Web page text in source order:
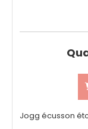
Jogg écusson